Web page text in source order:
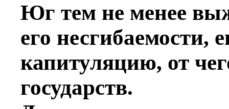
Юг тем не менее
его несгибаемости,
капитуляцию, от
государств.